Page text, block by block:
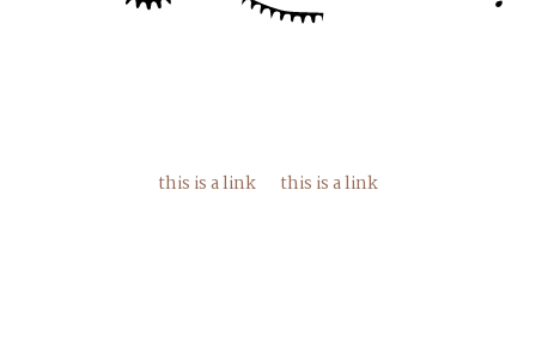
this is a link this is a link